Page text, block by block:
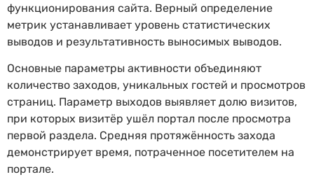
функционирования сайта. Верный определение
метрик устанавливает уровень статистических
выводов и результативность выносимых выводов.
Основные параметры активности объединяют
количество заходов, уникальных гостей и просмотров
страниц. Параметр выходов выявляет долю визитов,
при которых визитёр ушёл портал после просмотра
первой раздела. Средняя протяжённость захода
демонстрирует время, потраченное посетителем на
портале.